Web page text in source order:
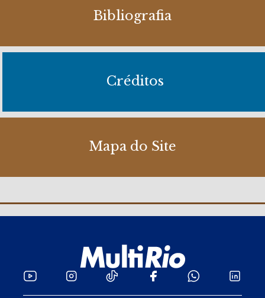
Bibliografia
Créditos
Mapa do Site